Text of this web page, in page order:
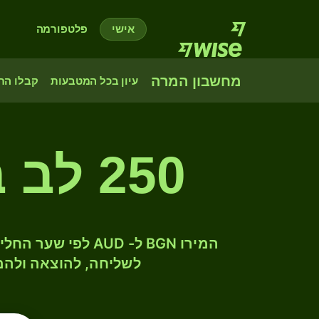
אישי פלטפורמה
מחשבון המרה עיון בכל המטבעות קבלו
250 לב בולגרי לדולר אוסטרלי
לשליחה, להוצאה